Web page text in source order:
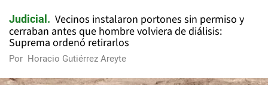
Judicial
Vecinos instalaron portones sin permiso y
cerraban antes que hombre volviera de diálisis:
Suprema ordenó retirarlos
Por Horacio Gutiérrez Areyte